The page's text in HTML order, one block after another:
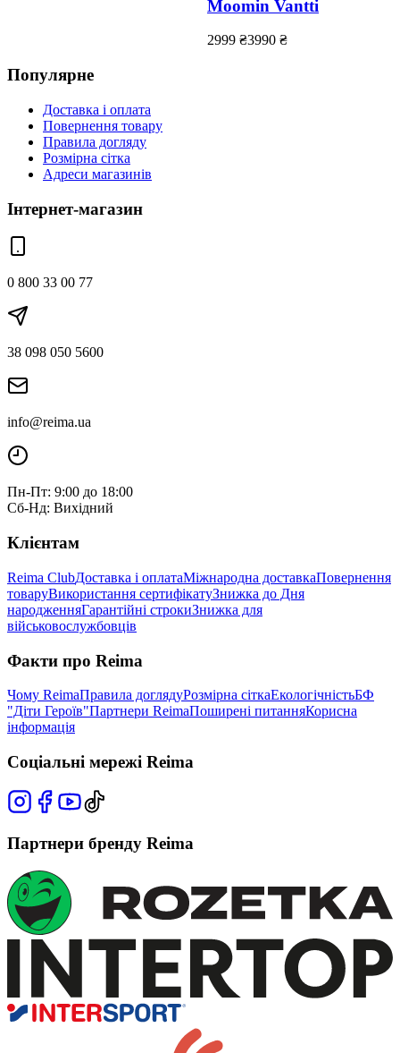
Moomin Vantti
2999 ₴3990 ₴
Популярне
Доставка і оплата
Повернення товару
Правила догляду
Розмірна сітка
Адреси магазинів
Інтернет-магазин
0 800 33 00 77
38 098 050 5600
info@reima.ua
Пн-Пт: 9:00 до 18:00
Сб-Нд: Вихідний
Клієнтам
Reima ClubДоставка і оплатаМіжнародна доставкаПовернення
товаруВикористання сертифікатуЗнижка до Дня
народженняГарантійні строкиЗнижка для
військовослужбовців
Факти про Reima
Чому ReimaПравила доглядуРозмірна сіткаЕкологічністьБФ
"Діти Героїв"Партнери ReimaПоширені питанняКорисна
інформація
Соціальні мережі Reima
Партнери бренду Reima